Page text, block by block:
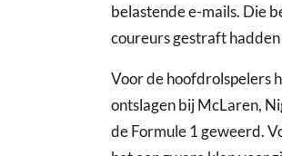
belastende e-mails. Die
coureurs gestraft
Voor de hoofdrolspelers
ontslagen bij McLaren,
de Formule 1 geweerd.